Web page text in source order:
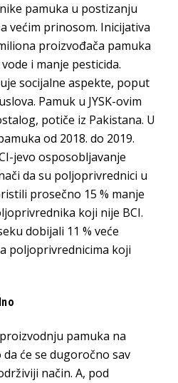
pamuka u postizanju
većim prinosom. Inicijativa
proizvođača pamuka
i manje pesticida.
socijalne aspekte, poput
Pamuk u JYSK-ovim
potiče iz Pakistana. U
od 2018. do 2019.
jevo osposobljavanje
da su poljoprivrednici u
prosečno 15 % manje
koji nije BCI.
dobijali 11 % veće
poljoprivrednicima koji
pamuka na
će se dugoročno sav
način. A, pod